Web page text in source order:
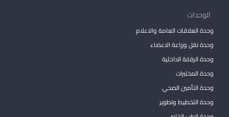
الوحدات
وحدة العلاقات العامة والاعلام
وحدة نقل وزراعة الاعضاء
وحدة الرقابة الداخلية
وحدة المختبرات
وحدة التأمين الصحي
وحدة التخطيط وتطوير